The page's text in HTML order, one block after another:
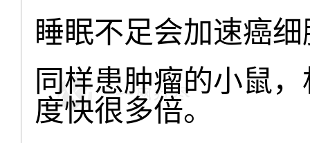
睡眠不足会加速癌
同样患肿瘤的小鼠
度快很多倍。